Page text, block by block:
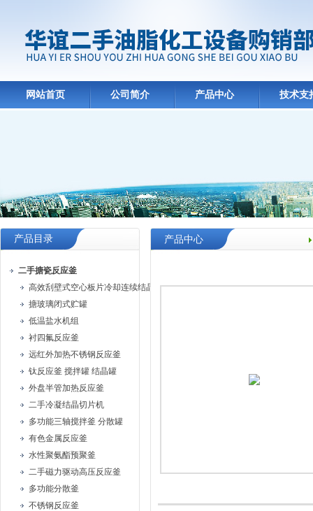
网站首页 公司简介 产品中心 技术支
产品目录
二手搪瓷反应釜
高效刮壁式空心板片冷却连续结晶机
搪玻璃闭式贮罐
低温盐水机组
衬四氟反应釜
远红外加热不锈钢反应釜
钛反应釜 搅拌罐 结晶罐
外盘半管加热反应釜
二手冷凝结晶切片机
多功能三轴搅拌釜 分散罐
有色金属反应釜
水性聚氨酯预聚釜
二手磁力驱动高压反应釜
多功能分散釜
不锈钢反应釜
产品中心